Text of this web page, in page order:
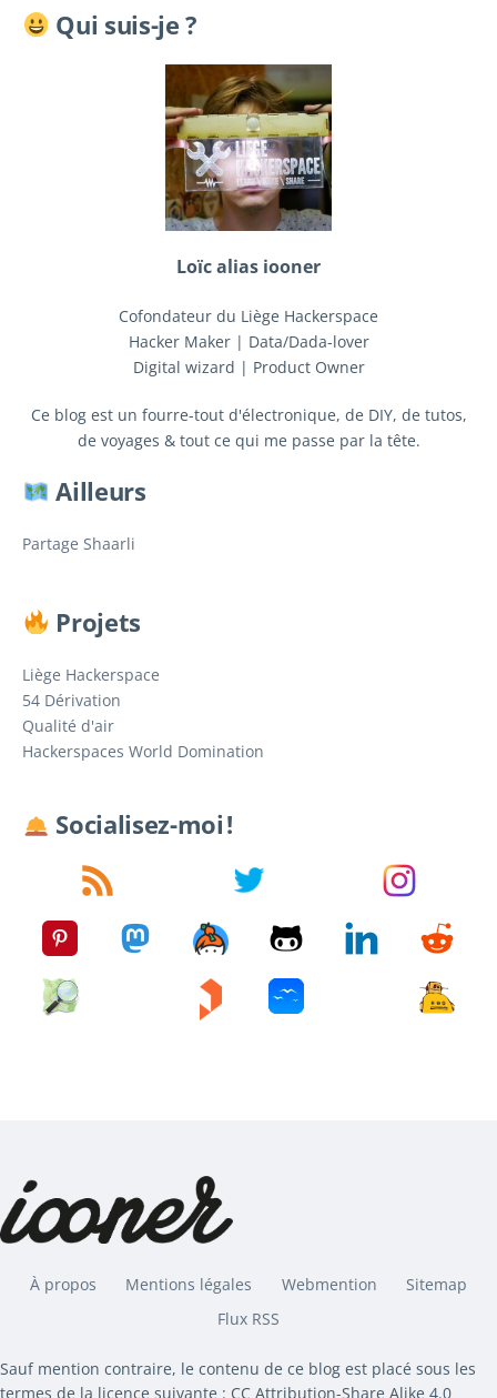
Qui suis-je ?
Loïc alias iooner
Cofondateur du Liège Hackerspace
Hacker Maker | Data/Dada-lover
Digital wizard | Product Owner
Ce blog est un fourre-tout d'électronique, de DIY, de tutos,
de voyages & tout ce qui me passe par la tête.
Ailleurs
Partage Shaarli
Projets
Liège Hackerspace
54 Dérivation
Qualité d'air
Hackerspaces World Domination
Socialisez-moi !
À propos Mentions légales Webmention
Sitemap
Flux RSS
Sauf mention contraire, le contenu de ce blog est placé sous les
termes de la licence suivante : CC Attribution-Share Alike 4.0